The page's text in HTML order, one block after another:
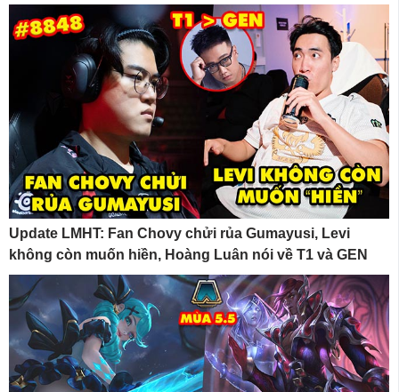
Update LMHT: Fan Chovy chửi rủa Gumayusi, Levi
không còn muốn hiền, Hoàng Luân nói về T1 và GEN